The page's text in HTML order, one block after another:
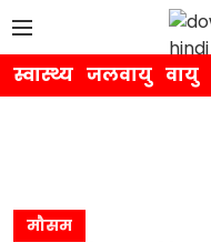
स्वास्थ्य जलवायु वायु
मौसम